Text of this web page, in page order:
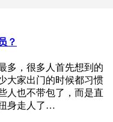
？
多，很多人首先想到的
大家出门的时候都习惯
人也不带包了，而是直
身走人了…